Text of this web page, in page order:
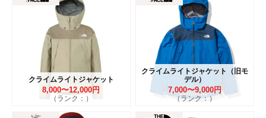
クライムライトジャケット
8,000〜12,000円
（ランク：）
クライムライトジャケット（旧モ
デル）
7,000〜9,000円
（ランク：）